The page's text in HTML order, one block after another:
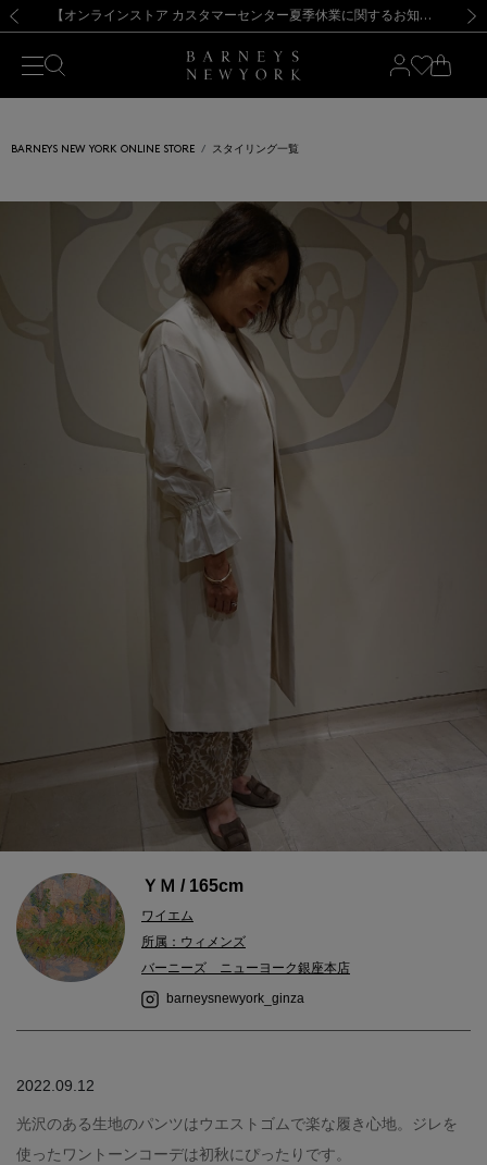
新規登録のお客様も対象！＜MY BARNEYS＞会員のお客様は11,000円（税込）以上のお買上げで常時送料無料！お買い物の際は会員登録を！
【夏季休業に伴う出荷一時停止のお知らせ】(2026.8.7) 【オンラインストア カスタマーセンター夏季休業に関するお知らせ】（2026.8.7）
【夏季休業に伴う返品・交換承り一時停止のお知らせ】（2026.8.5）
熊本県を中心とした地震の影響によるお荷物のお届けについて
【開催中】SUMMER SALEのご案内・ご注意事項 新規登録のお客様も対象！＜MY BARNEYS＞会員のお客様は11,000円（税込）以上のお買上げで常時送料無料！お買い物の際は会員登録を！
【夏季休業に伴う出荷一時停止のお知らせ】(2026.8.7)
BARNEYS NEW YORK ONLINE STORE スタイリング一覧
ＹＭ / 165cm
ワイエム
所属：ウィメンズ
バーニーズ ニューヨーク銀座本店
barneysnewyork_ginza
2022.09.12
光沢のある生地のパンツはウエストゴムで楽な履き心地。ジレを
使ったワントーンコーデは初秋にぴったりです。